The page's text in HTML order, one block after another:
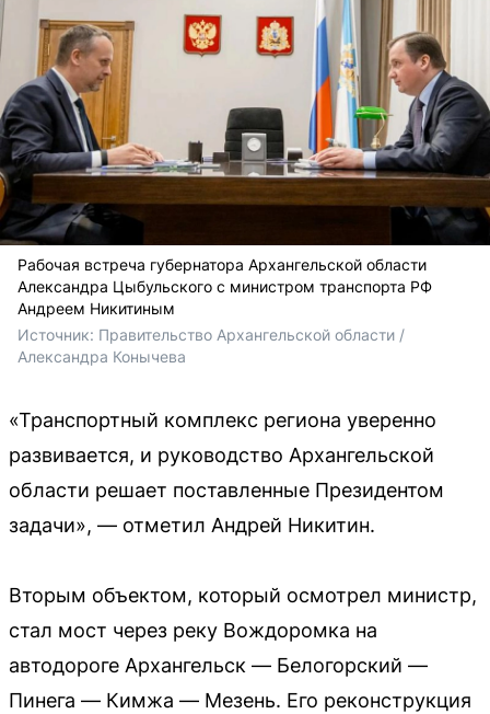
Рабочая встреча губернатора Архангельской области
Александра Цыбульского с министром транспорта РФ
Андреем Никитиным
Источник: Правительство Архангельской области /
Александра Конычева
«Транспортный комплекс региона уверенно
развивается, и руководство Архангельской
области решает поставленные Президентом
задачи», — отметил Андрей Никитин.
Вторым объектом, который осмотрел министр,
стал мост через реку Вождоромка на
автодороге Архангельск — Белогорский —
Пинега — Кимжа — Мезень. Его реконструкция